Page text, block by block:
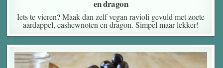
en dragon
Iets te vieren? Maak dan zelf vegan ravioli gevuld met zoete
aardappel, cashewnoten en dragon. Simpel maar lekker!